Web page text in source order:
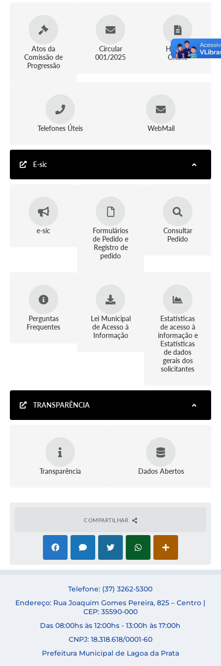
Atos da
Comissão de
Progressão
Circular
001/2025
Holerite
Online
Telefones Úteis WebMail
E-sic
e-sic
Formulários
de Pedido e
Registro de
pedido
Consultar
Pedido
Perguntas
Frequentes
Lei Municipal
de Acesso à
Informação
Estatísticas
de acesso à
informação e
Estatísticas
de dados
gerais dos
solicitantes
TRANSPARÊNCIA
Transparência Dados Abertos
COMPARTILHAR
Telefone: (37) 3262-5300
Endereço: Rua Joaquim Gomes Pereira, 825 – Centro |
CEP: 35590-000
Das 08:00hs às 12:00hs - 13:00h às 17:00h
CNPJ: 18.318.618/0001-60
Prefeitura Municipal de Lagoa da Prata